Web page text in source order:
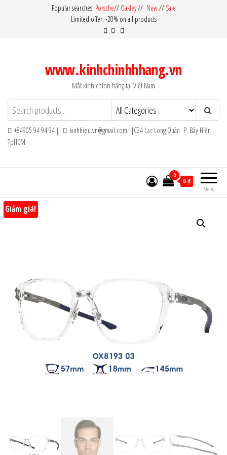
Popular searches: Porsche// Oakley// New// Sale
Limited offer: -20% on all products
www.kinhchinhhhang.vn
Mắt kính chính hãng tại Việt Nam
+84905 94 94 94 ||
kinhhieu.vn@gmail.com ||C24 Lạc Long Quân P. Bảy Hiền
TpHCM
Menu
0
0 ₫
Giảm giá!